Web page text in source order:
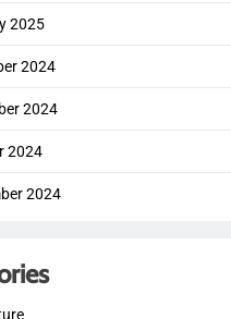
2025
2024
2024
2024
2024